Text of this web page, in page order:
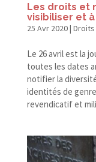
Les droits et
visibiliser et
25 Avr 2020|
Le 26 avril est la
toutes les dates
notifier la
identités de
revendicatif et